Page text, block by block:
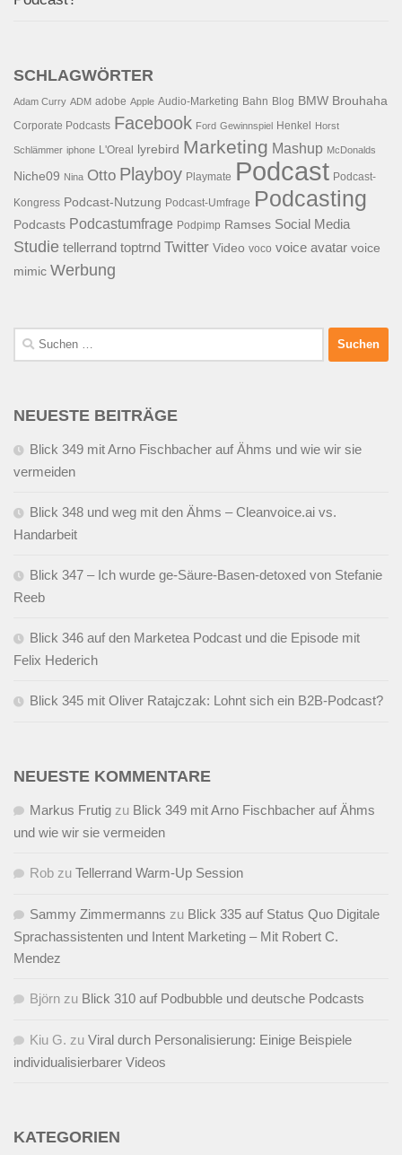
SCHLAGWÖRTER
Adam Curry ADM adobe Apple Audio-Marketing Bahn Blog BMW Brouhaha
Corporate Podcasts Facebook Ford Gewinnspiel Henkel Horst
Schlämmer iphone L'Oreal lyrebird Marketing Mashup McDonalds
Niche09 Nina Otto Playboy Playmate Podcast Podcast-
Kongress Podcast-Nutzung Podcast-Umfrage Podcasting
Podcasts Podcastumfrage Podpimp Ramses Social Media
Studie tellerrand toptrnd Twitter Video voco voice avatar voice
mimic Werbung
Suchen
nach:
NEUESTE BEITRÄGE
Blick 349 mit Arno Fischbacher auf Ähms und wie wir sie
vermeiden
Blick 348 und weg mit den Ähms – Cleanvoice.ai vs.
Handarbeit
Blick 347 – Ich wurde ge-Säure-Basen-detoxed von Stefanie
Reeb
Blick 346 auf den Marketea Podcast und die Episode mit
Felix Hederich
Blick 345 mit Oliver Ratajczak: Lohnt sich ein B2B-Podcast?
NEUESTE KOMMENTARE
Markus Frutig zu Blick 349 mit Arno Fischbacher auf Ähms
und wie wir sie vermeiden
Rob zu Tellerrand Warm-Up Session
Sammy Zimmermanns zu Blick 335 auf Status Quo Digitale
Sprachassistenten und Intent Marketing – Mit Robert C.
Mendez
Björn zu Blick 310 auf Podbubble und deutsche Podcasts
Kiu G. zu Viral durch Personalisierung: Einige Beispiele
individualisierbarer Videos
KATEGORIEN